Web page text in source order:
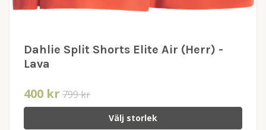
Dahlie Split Shorts Elite Air (Herr) -
Lava
400 kr 799 kr
Välj storlek